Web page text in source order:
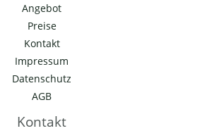
Angebot
Preise
Kontakt
Impressum
Datenschutz
AGB
Kontakt